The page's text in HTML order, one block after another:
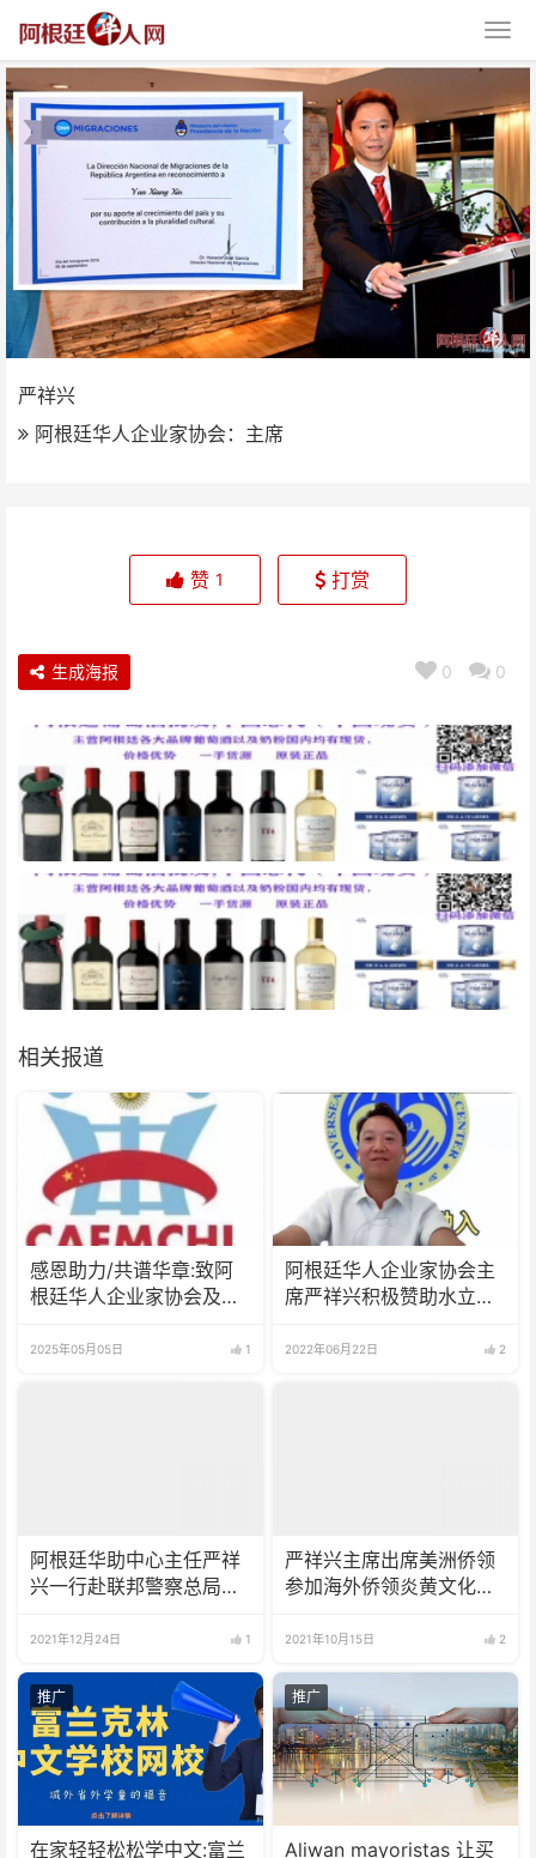
严祥兴
阿根廷华人企业家协会：主席
严祥兴
赞 1 打赏
0 0
生成海报
相关报道
感恩助力/共谱华章:致阿
根廷华人企业家协会及严
2025年05月05日 1
阿根廷华人企业家协会主
席严祥兴积极赞助水立方
2022年06月22日 2
阿根廷华助中心主任严祥
兴一行赴联邦警察总局走
2021年12月24日 1
严祥兴主席出席美洲侨领
参加海外侨领炎黄文化云
2021年10月15日 2
推广
在家轻轻松松学中文:富兰
推广
Aliwan mayoristas 让买